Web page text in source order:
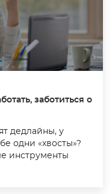
заботиться о
дедлайны, у
одни «хвосты»?
инструменты